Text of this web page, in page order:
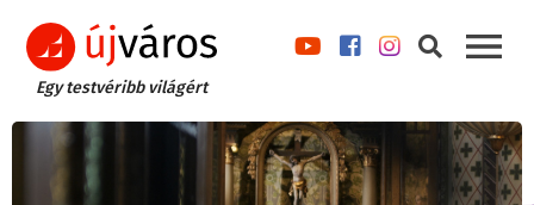
Egy testvéribb világért